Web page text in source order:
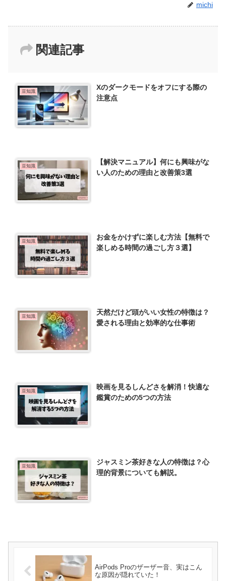
michi
関連記事
豆知識
Xのダークモードをオフにする際の
注意点
豆知識
【解決マニュアル】何にも興味がな
い人のための理由と改善策3選
豆知識
お金をかけずに楽しむ方法【無料で
楽しめる時間の過ごし方３選】
豆知識
天然だけど頭がいい女性の特徴は？
愛される理由と効率的な仕事術
豆知識
映画を見るしんどさを解消！快適な
鑑賞のための5つの方法
豆知識
ジャスミン茶好きな人の特徴は？心
理的背景についても解説。
AirPods Proのザーザー音、実はこん
な原因が隠れていた！